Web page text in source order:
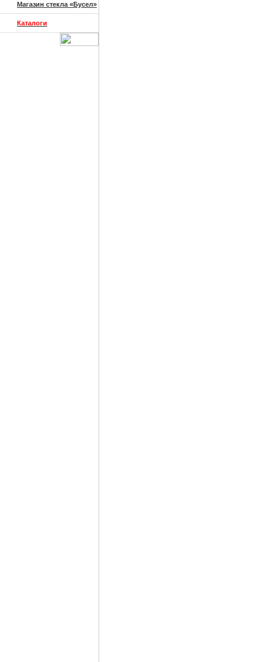
Магазин стекла «Бусел»
Каталоги